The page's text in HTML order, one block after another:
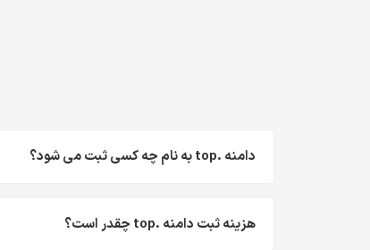
دامنه .top به نام چه کسی ثبت می شود؟
هزینه ثبت دامنه .top چقدر است؟